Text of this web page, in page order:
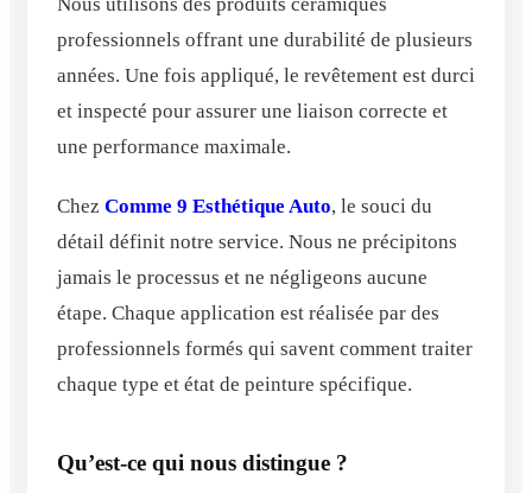
professionnels offrant une durabilité de plusieurs
années. Une fois appliqué, le revêtement est durci
et inspecté pour assurer une liaison correcte et
une performance maximale.
Chez Comme 9 Esthétique Auto, le souci du
détail définit notre service. Nous ne précipitons
jamais le processus et ne négligeons aucune
étape. Chaque application est réalisée par des
professionnels formés qui savent comment traiter
chaque type et état de peinture spécifique.
Qu’est-ce qui nous distingue ?